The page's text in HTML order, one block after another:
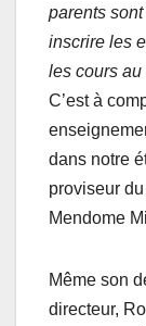
parents
inscrire les
les cours au
C’est à
dans notre
proviseur
Mendome
Même son
directeur,